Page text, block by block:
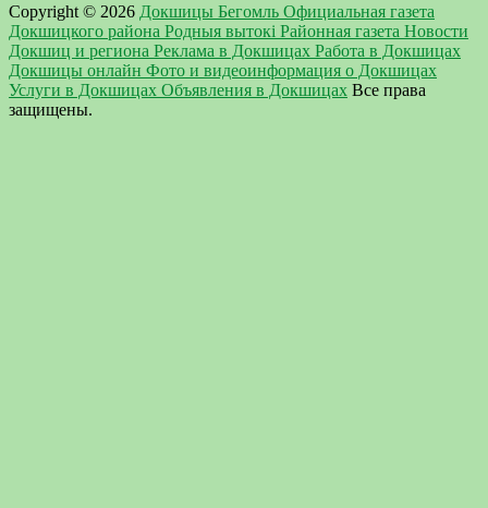
Copyright © 2026 Докшицы Бегомль Официальная газета
Докшицкого района Родныя вытокi Районная газета Новости
Докшиц и региона Реклама в Докшицах Работа в Докшицах
Докшицы онлайн Фото и видеоинформация о Докшицах
Услуги в Докшицах Объявления в Докшицах Все права
защищены.